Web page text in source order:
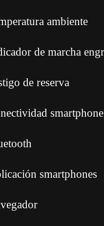
ambiente
de marcha
de reserva
smartphones